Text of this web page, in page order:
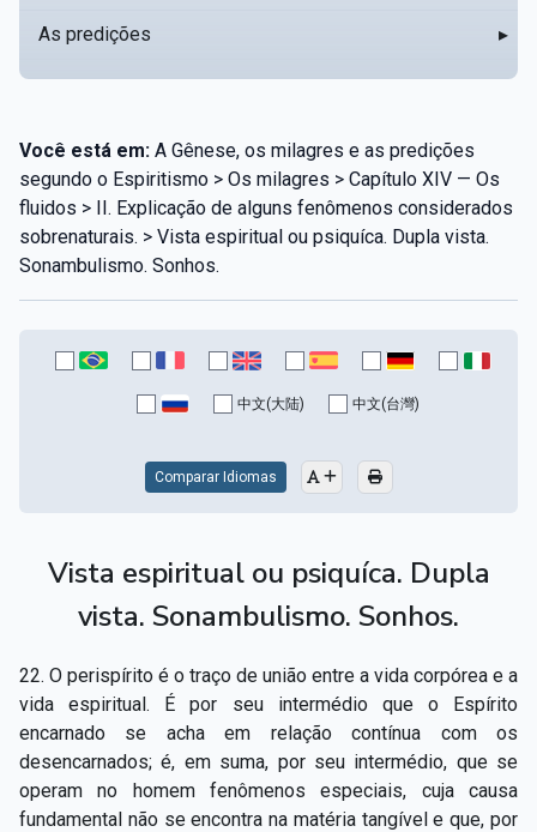
As predições ▸
Você está em: A Gênese, os milagres e as predições
segundo o Espiritismo > Os milagres > Capítulo XIV — Os
fluidos > II. Explicação de alguns fenômenos considerados
sobrenaturais. > Vista espiritual ou psiquíca. Dupla vista.
Sonambulismo. Sonhos.
中文(大陆) 中文(台灣)
Comparar Idiomas
Vista espiritual ou psiquíca. Dupla
vista. Sonambulismo. Sonhos.
22. O perispírito é o traço de união entre a vida corpórea e a
vida espiritual. É por seu intermédio que o Espírito
encarnado se acha em relação contínua com os
desencarnados; é, em suma, por seu intermédio, que se
operam no homem fenômenos especiais, cuja causa
fundamental não se encontra na matéria tangível e que, por